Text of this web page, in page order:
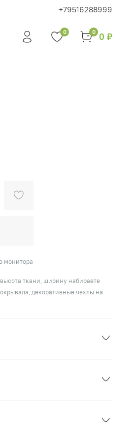
+79516288999
0 0 0 ₽
монитора
ткани, ширину набираете
декоративные чехлы на